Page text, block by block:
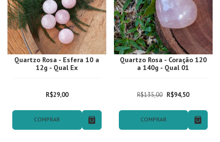
Quartzo Rosa - Esfera 10 a
12g - Qual Ex
R$29,00
COMPRAR
Quartzo Rosa - Coração 120
a 140g - Qual 01
R$135,00 R$94,50
COMPRAR